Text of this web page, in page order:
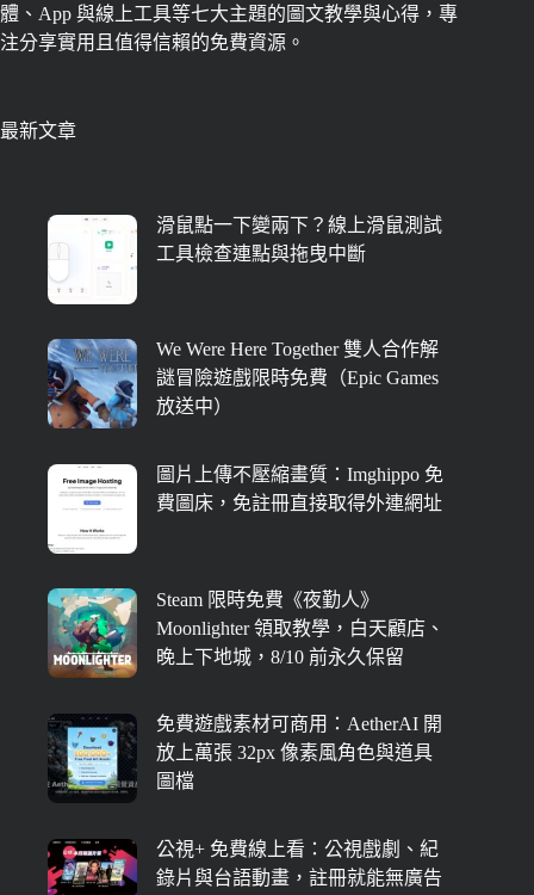
體、App 與線上工具等七大主題的圖文教學與心得，專
注分享實用且值得信賴的免費資源。
最新文章
滑鼠點一下變兩下？線上滑鼠測試
工具檢查連點與拖曳中斷
We Were Here Together 雙人合作解
謎冒險遊戲限時免費（Epic Games
放送中）
圖片上傳不壓縮畫質：Imghippo 免
費圖床，免註冊直接取得外連網址
Steam 限時免費《夜勤人》
Moonlighter 領取教學，白天顧店、
晚上下地城，8/10 前永久保留
免費遊戲素材可商用：AetherAI 開
放上萬張 32px 像素風角色與道具
圖檔
公視+ 免費線上看：公視戲劇、紀
錄片與台語動畫，註冊就能無廣告